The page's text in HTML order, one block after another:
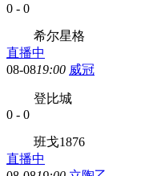
0 - 0
希尔星格
直播中
08-0819:00 威冠
登比城
0 - 0
班戈1876
直播中